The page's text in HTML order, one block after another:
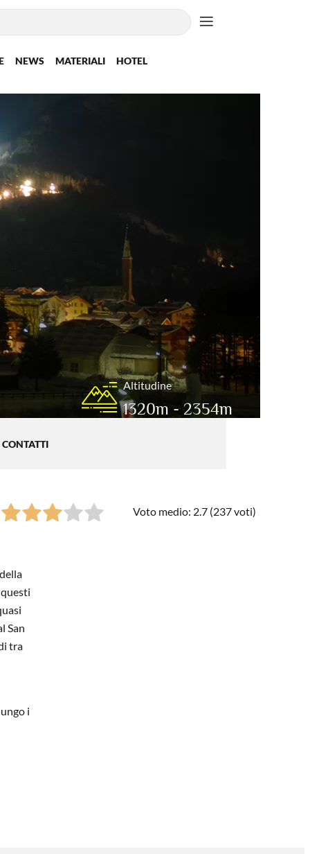
NEWS MATERIALI HOTEL
Altitudine
1320m - 2354m
CONTATTI
Voto medio: 2.7 (237voti)
San
tra
i